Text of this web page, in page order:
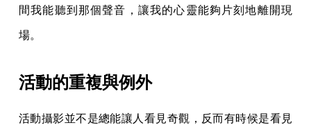
間我能聽到那個聲音，讓我的心靈能夠片刻地離開現
場。
活動的重複與例外
活動攝影並不是總能讓人看見奇觀，反而有時候是看見